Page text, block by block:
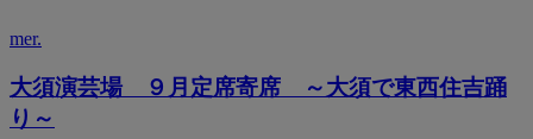
mer.
大須演芸場 ９月定席寄席 ～大須で東西住吉踊
り～